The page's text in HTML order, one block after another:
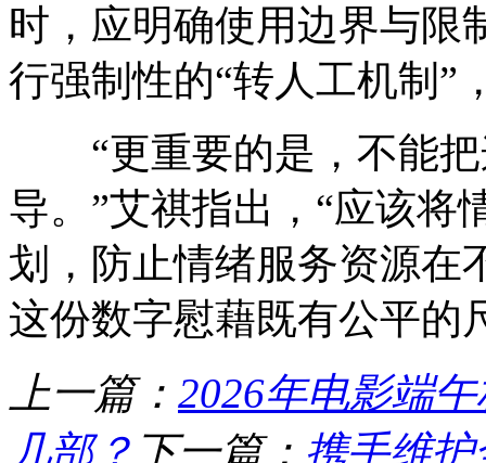
时，应明确使用边界与限
行强制性的“转人工机制”
“更重要的是，不能把
导。”艾祺指出，“应该将
划，防止情绪服务资源在
这份数字慰藉既有公平的
上一篇： 2026年电影端
几部？ 下一篇： 携手维